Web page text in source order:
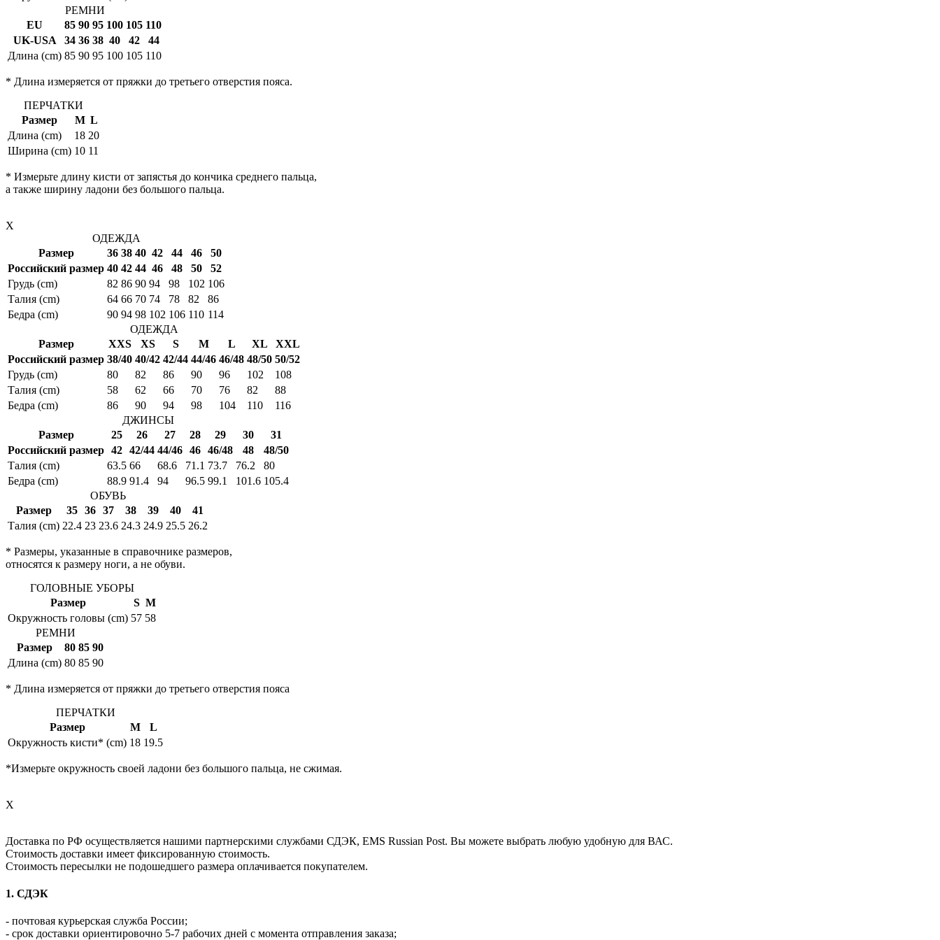
РЕМНИ
EU
85 90 95 100 105 110
UK-USA
34 36 38 40 42
44
Длина (cm) 85 90 95 100 105 110
* Длина измеряется от пряжки до третьего отверстия пояса.
ПЕРЧАТКИ
Размер
M L
Длина (cm)
18 20
Ширина (cm) 10 11
* Измерьте длину кисти от запястья до кончика среднего пальца,
а также ширину ладони без большого пальца.
X
ОДЕЖДА
Размер
36 38 40 42 44 46
50
Российский размер 40 42 44 46 48 50
52
Грудь (cm)
82 86 90 94 98 102 106
Талия (cm)
64 66 70 74 78 82
86
Бедра (cm)
90 94 98 102 106 110 114
ОДЕЖДА
Размер
XXS XS S M L XL
XXL
Российский размер 38/40 40/42 42/44 44/46 46/48 48/50 50/52
Грудь (cm)
80 82 86 90 96 102
108
Талия (cm)
58 62 66 70 76 82
88
Бедра (cm)
86 90 94 98 104 110
116
ДЖИНСЫ
Размер
25 26 27 28 29 30
31
Российский размер 42 42/44 44/46 46 46/48 48
48/50
Талия (cm)
63.5 66 68.6 71.1 73.7 76.2
80
Бедра (cm)
88.9 91.4 94 96.5 99.1 101.6 105.4
ОБУВЬ
Размер
35 36 37 38 39 40
41
Талия (cm) 22.4 23 23.6 24.3 24.9 25.5 26.2
* Размеры, указанные в справочнике размеров,
относятся к размеру ноги, а не обуви.
ГОЛОВНЫЕ УБОРЫ
Размер
S M
Окружность головы (cm) 57 58
РЕМНИ
Размер
80 85 90
Длина (cm) 80 85 90
* Длина измеряется от пряжки до третьего отверстия пояса
ПЕРЧАТКИ
Размер
M
L
Окружность кисти* (cm) 18 19.5
*Измерьте окружность своей ладони без большого пальца, не сжимая.
X
Доставка по РФ осуществляется нашими партнерскими службами СДЭК, EMS Russian Post. Вы можете выбрать любую удобную для ВАС.
Стоимость доставки имеет фиксированную стоимость.
Стоимость пересылки не подошедшего размера оплачивается покупателем.
1. СДЭК
- почтовая курьерская служба России;
- срок доставки ориентировочно 5-7 рабочих дней с момента отправления заказа;